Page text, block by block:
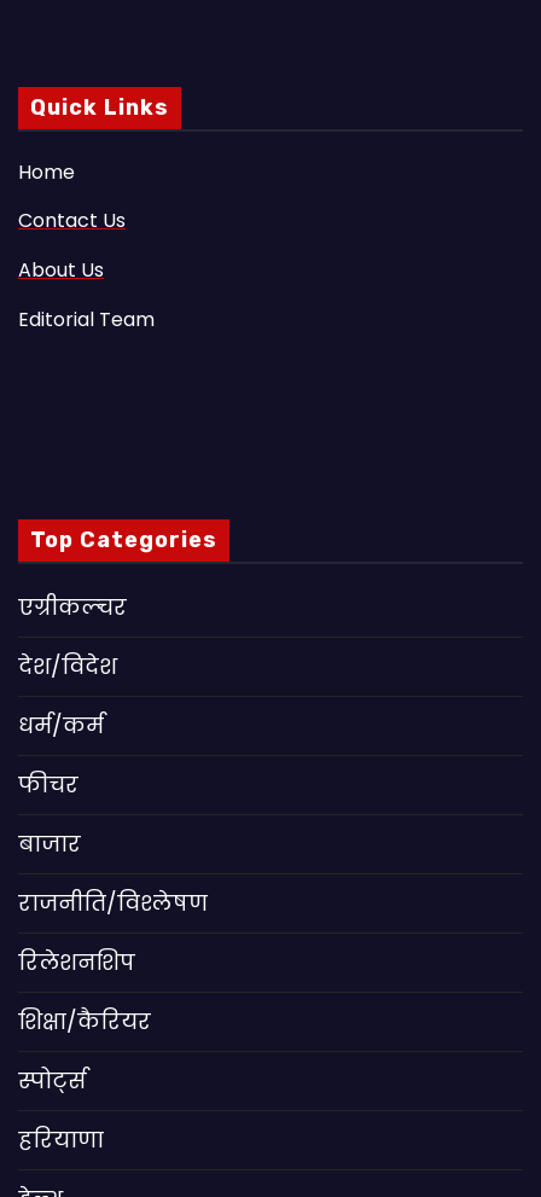
Quick Links
Home
Contact Us
About Us
Editorial Team
Top Categories
एग्रीकल्चर
देश/विदेश
धर्म/कर्म
फीचर
बाजार
राजनीति/विश्लेषण
रिलेशनशिप
शिक्षा/कैरियर
स्पोर्ट्स
हरियाणा